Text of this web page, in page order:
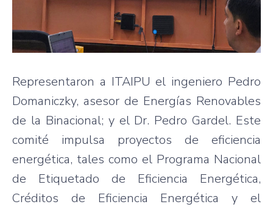
Representaron a ITAIPU el ingeniero Pedro
Domaniczky, asesor de Energías Renovables
de la Binacional; y el Dr. Pedro Gardel. Este
comité impulsa proyectos de eficiencia
energética, tales como el Programa Nacional
de Etiquetado de Eficiencia Energética,
Créditos de Eficiencia Energética y el